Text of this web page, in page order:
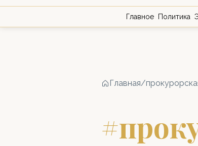
Главное Политика
Главная/